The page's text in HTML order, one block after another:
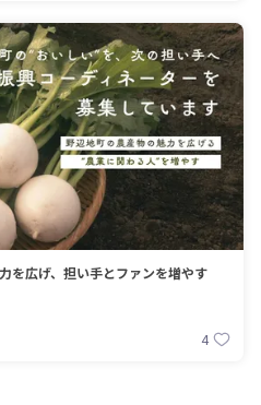
を広げ、担い手とファンを増やす
4